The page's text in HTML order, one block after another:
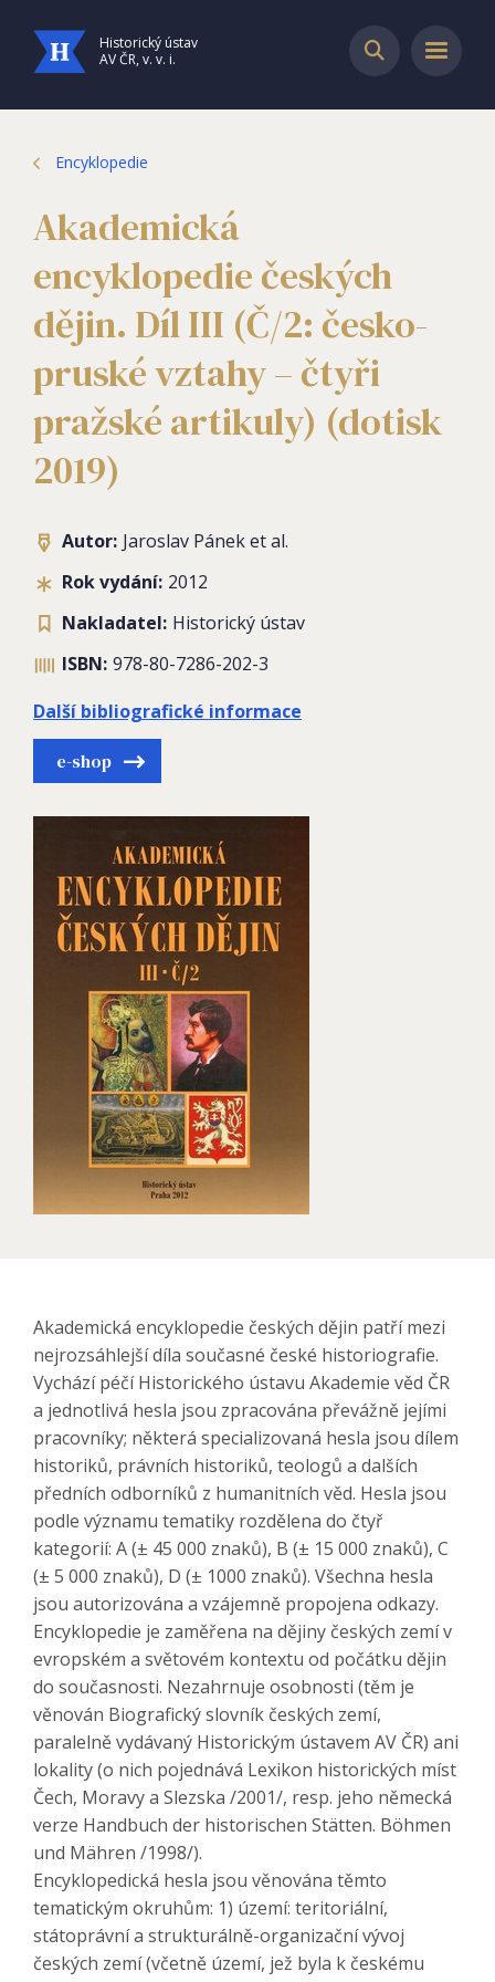
Historický ústav
AV ČR, v. v. i.
Encyklopedie
Akademická
encyklopedie českých
dějin. Díl III (Č/2: česko-
pruské vztahy – čtyři
pražské artikuly) (dotisk
2019)
Autor: Jaroslav Pánek et al.
Rok vydání: 2012
Nakladatel: Historický ústav
ISBN: 978-80-7286-202-3
Další bibliografické informace
e-shop
Akademická encyklopedie českých dějin patří mezi
nejrozsáhlejší díla současné české historiografie.
Vychází péčí Historického ústavu Akademie věd ČR
a jednotlivá hesla jsou zpracována převážně jejími
pracovníky; některá specializovaná hesla jsou dílem
historiků, právních historiků, teologů a dalších
předních odborníků z humanitních věd. Hesla jsou
podle významu tematiky rozdělena do čtyř
kategorií: A (± 45 000 znaků), B (± 15 000 znaků), C
(± 5 000 znaků), D (± 1000 znaků). Všechna hesla
jsou autorizována a vzájemně propojena odkazy.
Encyklopedie je zaměřena na dějiny českých zemí v
evropském a světovém kontextu od počátku dějin
do současnosti. Nezahrnuje osobnosti (těm je
věnován Biografický slovník českých zemí,
paralelně vydávaný Historickým ústavem AV ČR) ani
lokality (o nich pojednává Lexikon historických míst
Čech, Moravy a Slezska /2001/, resp. jeho německá
verze Handbuch der historischen Stätten. Böhmen
und Mähren /1998/).
Encyklopedická hesla jsou věnována těmto
tematickým okruhům: 1) území: teritoriální,
státoprávní a strukturálně-organizační vývoj
českých zemí (včetně území, jež byla k českému